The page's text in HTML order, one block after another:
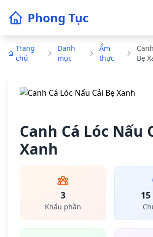
Phong Tục
Trang
chủ
Danh
mục
Ẩm
thực
Bẹ
Canh Cá Lóc Nấu
Xanh
3
Khẩu phần